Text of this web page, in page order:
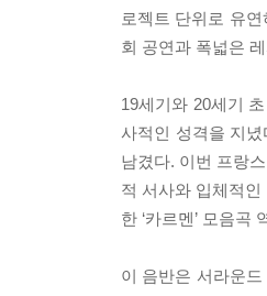
로젝트 단위로 유
회 공연과 폭넓은
19세기와 20세기
사적인 성격을 지
남겼다. 이번 프랑
적 서사와 입체적
한 ‘카르멘’ 모음
이 음반은 서라운